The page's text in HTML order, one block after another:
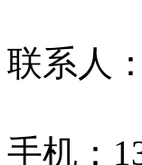
联系人
手机：